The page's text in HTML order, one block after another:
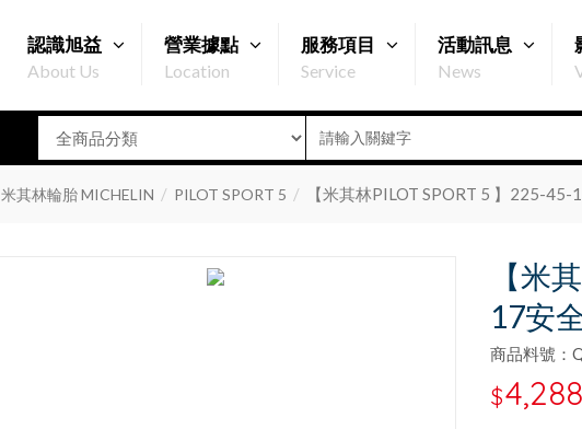
認識旭益
About Us
營業據點
Location
服務項目
Service
活動訊息
News
米其林輪胎 MICHELIN PILOT SPORT 5 【米其林PILOT SPORT 5 】225-45-
【米
17安
商品料號：
$4,288